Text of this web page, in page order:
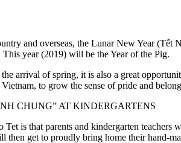
and overseas, the Lunar New Year
This year (2019) will be the Year of the Pig.
arrival of spring, it is also a great
to grow the sense of pride and
CHUNG” AT KINDERGARTENS
is that parents and kindergarten teachers
then get to proudly bring home their hand-